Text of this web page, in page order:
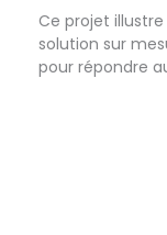
Ce projet
solution sur
pour répondre